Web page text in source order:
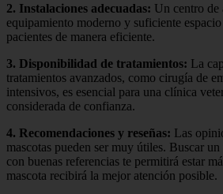
2. Instalaciones adecuadas: Un centro de
equipamiento moderno y suficiente
pacientes de manera eficiente.
3. Disponibilidad de tratamientos: La
tratamientos avanzados, como cirugía de
intensivos, es esencial para una clínica
considerada de confianza.
4. Recomendaciones y reseñas: Las
mascotas pueden ser muy útiles. Buscar un
con buenas referencias te permitirá estar
mascota recibirá la mejor atención posible.